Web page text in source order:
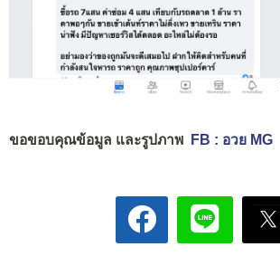
ขอขอบคุณข้อมูล และรูปภาพ FB : อวย MG